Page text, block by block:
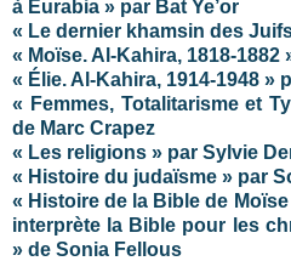
à Eurabia » par Bat Ye’or
« Le dernier khamsin des
« Moïse. Al-Kahira, 1818-1882
« Élie. Al-Kahira, 1914-1948 »
« Femmes, Totalitarisme et
de Marc Crapez
« Les religions » par Sylvie
« Histoire du judaïsme » par
« Histoire de la Bible de
interprète la Bible pour les
» de Sonia Fellous